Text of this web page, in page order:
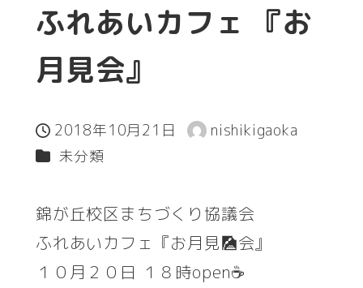
ふれあいカフェ 『お
月見会』
投稿日
2018年10月21日
著
nishikigaoka
カテゴリー
未分類
錦が丘校区まちづくり協議会
ふれあいカフェ『お月見🎑会』
１０月２０日 １８時open☕